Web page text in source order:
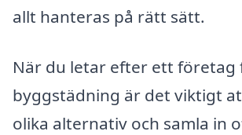
allt hanteras på rätt sätt.
När du letar efter ett företag
byggstädning är det viktigt
olika alternativ och samla in